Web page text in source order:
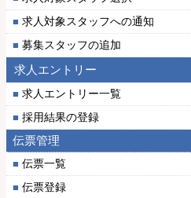
求人対象スタッフへの通知
募集スタッフの追加
求人エントリー
求人エントリー一覧
採用結果の登録
伝票管理
伝票一覧
伝票登録